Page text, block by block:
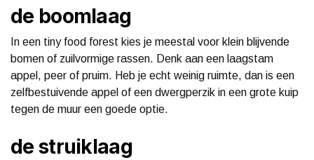
de boomlaag
In een tiny food forest kies je meestal voor klein blijvende
bomen of zuilvormige rassen. Denk aan een laagstam
appel, peer of pruim. Heb je echt weinig ruimte, dan is een
zelfbestuivende appel of een dwergperzik in een grote kuip
tegen de muur een goede optie.
de struiklaag